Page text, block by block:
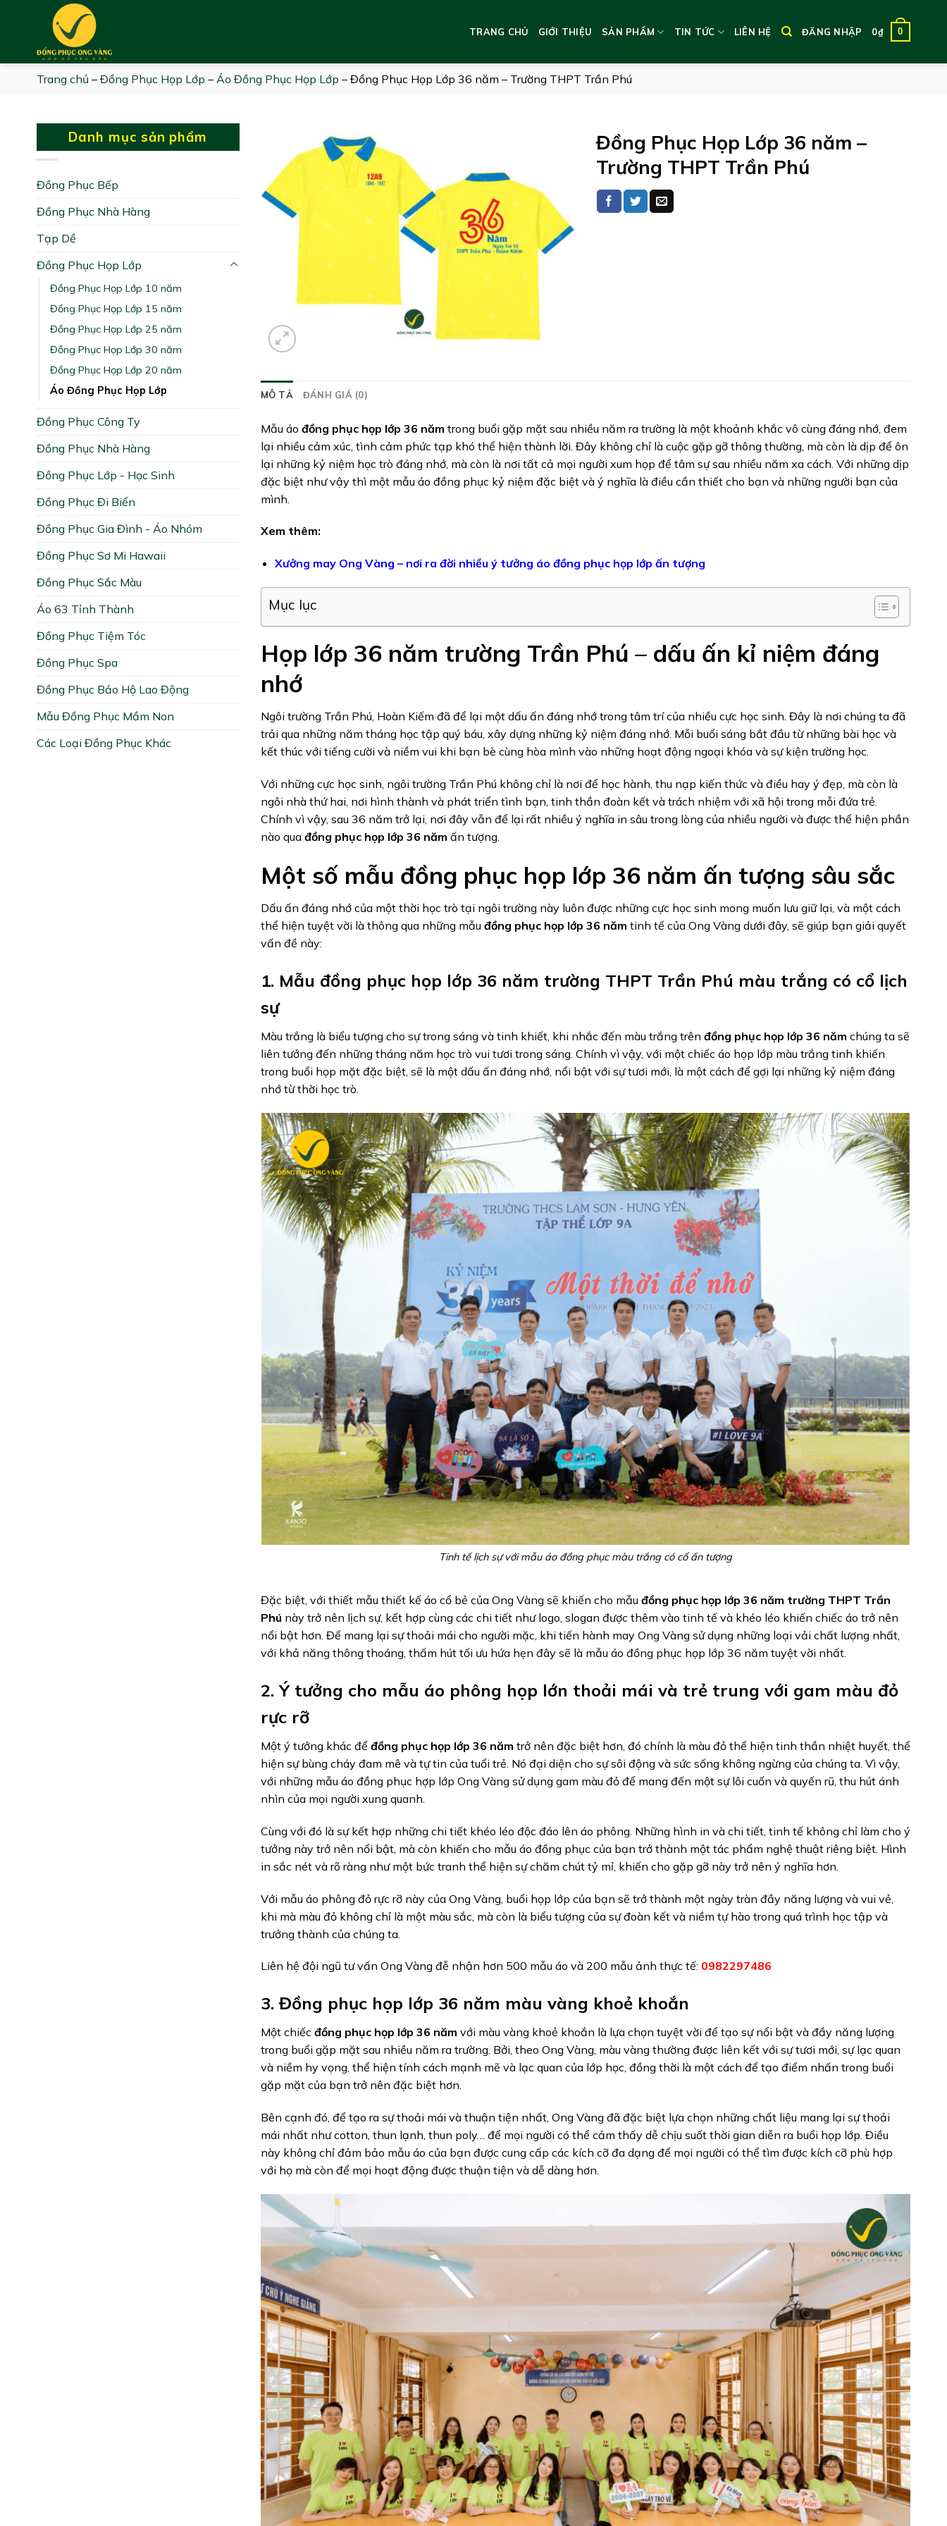
TRANG CHỦ GIỚI THIỆU SẢN PHẨM TIN TỨC LIÊN HỆ ĐĂNG NHẬP 0₫ 0
Trang chủ – Đồng Phục Họp Lớp – Áo Đồng Phục Họp Lớp – Đồng Phục Họp Lớp 36 năm – Trường THPT Trần Phú
Danh mục sản phẩm
Đồng Phục Bếp
Đồng Phục Nhà Hàng
Tạp Dề
Đồng Phục Họp Lớp
Đồng Phục Họp Lớp 10 năm
Đồng Phục Họp Lớp 15 năm
Đồng Phục Họp Lớp 25 năm
Đồng Phục Họp Lớp 30 năm
Đồng Phục Họp Lớp 20 năm
Áo Đồng Phục Họp Lớp
Đồng Phục Công Ty
Đồng Phục Nhà Hàng
Đồng Phục Lớp - Học Sinh
Đồng Phục Đi Biển
Đồng Phục Gia Đình - Áo Nhóm
Đồng Phục Sơ Mi Hawaii
Đồng Phục Sắc Màu
Áo 63 Tỉnh Thành
Đồng Phục Tiệm Tóc
Đồng Phục Spa
Đồng Phục Bảo Hộ Lao Động
Mẫu Đồng Phục Mầm Non
Các Loại Đồng Phục Khác
Đồng Phục Họp Lớp 36 năm –
Trường THPT Trần Phú
MÔ TẢ ĐÁNH GIÁ (0)
Mẫu áo đồng phục họp lớp 36 năm trong buổi gặp mặt sau nhiều năm ra trường là một khoảnh khắc vô cùng đáng nhớ, đem
lại nhiều cảm xúc, tình cảm phức tạp khó thể hiện thành lời. Đây không chỉ là cuộc gặp gỡ thông thường, mà còn là dịp để ôn
lại những kỷ niệm học trò đáng nhớ, mà còn là nơi tất cả mọi người xum họp để tâm sự sau nhiều năm xa cách. Với những dịp
đặc biệt như vậy thì một mẫu áo đồng phục kỷ niệm đặc biệt và ý nghĩa là điều cần thiết cho bạn và những người bạn của
mình.
Xem thêm:
Xưởng may Ong Vàng – nơi ra đời nhiều ý tưởng áo đồng phục họp lớp ấn tượng
Mục lục
Họp lớp 36 năm trường Trần Phú – dấu ấn kỉ niệm đáng
nhớ
Ngôi trường Trần Phú, Hoàn Kiếm đã để lại một dấu ấn đáng nhớ trong tâm trí của nhiều cực học sinh. Đây là nơi chúng ta đã
trải qua những năm tháng học tập quý báu, xây dựng những kỷ niệm đáng nhớ. Mỗi buổi sáng bắt đầu từ những bài học và
kết thúc với tiếng cười và niềm vui khi bạn bè cùng hòa mình vào những hoạt động ngoại khóa và sự kiện trường học.
Với những cực học sinh, ngôi trường Trần Phú không chỉ là nơi để học hành, thu nạp kiến thức và điều hay ý đẹp, mà còn là
ngôi nhà thứ hai, nơi hình thành và phát triển tình bạn, tinh thần đoàn kết và trách nhiệm với xã hội trong mỗi đứa trẻ.
Chính vì vậy, sau 36 năm trở lại, nơi đây vẫn để lại rất nhiều ý nghĩa in sâu trong lòng của nhiều người và được thể hiện phần
nào qua đồng phục họp lớp 36 năm ấn tượng.
Một số mẫu đồng phục họp lớp 36 năm ấn tượng sâu sắc
Dấu ấn đáng nhớ của một thời học trò tại ngôi trường này luôn được những cực học sinh mong muốn lưu giữ lại, và một cách
thể hiện tuyệt vời là thông qua những mẫu đồng phục họp lớp 36 năm tinh tế của Ong Vàng dưới đây, sẽ giúp bạn giải quyết
vấn đề này:
1. Mẫu đồng phục họp lớp 36 năm trường THPT Trần Phú màu trắng có cổ lịch
sự
Màu trắng là biểu tượng cho sự trong sáng và tinh khiết, khi nhắc đến màu trắng trên đồng phục họp lớp 36 năm chúng ta sẽ
liên tưởng đến những tháng năm học trò vui tươi trong sáng. Chính vì vậy, với một chiếc áo họp lớp màu trắng tinh khiến
trong buổi họp mặt đặc biệt, sẽ là một dấu ấn đáng nhớ, nổi bật với sự tươi mới, là một cách để gợi lại những kỷ niệm đáng
nhớ từ thời học trò.
Tinh tế lịch sự với mẫu áo đồng phục màu trắng có cổ ấn tượng
Đặc biệt, với thiết mẫu thiết kế áo cổ bẻ của Ong Vàng sẽ khiến cho mẫu đồng phục họp lớp 36 năm trường THPT Trần
Phú này trở nên lịch sự, kết hợp cùng các chi tiết như logo, slogan được thêm vào tinh tế và khéo léo khiến chiếc áo trở nên
nổi bật hơn. Để mang lại sự thoải mái cho người mặc, khi tiến hành may Ong Vàng sử dụng những loại vải chất lượng nhất,
với khả năng thông thoáng, thấm hút tối ưu hứa hẹn đây sẽ là mẫu áo đồng phục họp lớp 36 năm tuyệt vời nhất.
2. Ý tưởng cho mẫu áo phông họp lớn thoải mái và trẻ trung với gam màu đỏ
rực rỡ
Một ý tưởng khác để đồng phục họp lớp 36 năm trở nên đặc biệt hơn, đó chính là màu đỏ thể hiện tinh thần nhiệt huyết, thể
hiện sự bùng cháy đam mê và tự tin của tuổi trẻ. Nó đại diện cho sự sôi động và sức sống không ngừng của chúng ta. Vì vậy,
với những mẫu áo đồng phục hợp lớp Ong Vàng sử dụng gam màu đỏ để mang đến một sự lôi cuốn và quyến rũ, thu hút ánh
nhìn của mọi người xung quanh.
Cùng với đó là sự kết hợp những chi tiết khéo léo độc đáo lên áo phông. Những hình in và chi tiết, tinh tế không chỉ làm cho ý
tưởng này trở nên nổi bật, mà còn khiến cho mẫu áo đồng phục của bạn trở thành một tác phẩm nghệ thuật riêng biệt. Hình
in sắc nét và rõ ràng như một bức tranh thể hiện sự chăm chút tỷ mỉ, khiến cho gặp gỡ này trở nên ý nghĩa hơn.
Với mẫu áo phông đỏ rực rỡ này của Ong Vàng, buổi họp lớp của bạn sẽ trở thành một ngày tràn đầy năng lượng và vui vẻ,
khi mà màu đỏ không chỉ là một màu sắc, mà còn là biểu tượng của sự đoàn kết và niềm tự hào trong quá trình học tập và
trưởng thành của chúng ta.
Liên hệ đội ngũ tư vấn Ong Vàng đễ nhận hơn 500 mẫu áo và 200 mẫu ảnh thực tế: 0982297486
3. Đồng phục họp lớp 36 năm màu vàng khoẻ khoắn
Một chiếc đồng phục họp lớp 36 năm với màu vàng khoẻ khoắn là lựa chọn tuyệt vời để tạo sự nổi bật và đầy năng lượng
trong buổi gặp mặt sau nhiều năm ra trường. Bởi, theo Ong Vàng, màu vàng thường được liên kết với sự tươi mới, sự lạc quan
và niềm hy vọng, thể hiện tính cách mạnh mẽ và lạc quan của lớp học, đồng thời là một cách để tạo điểm nhấn trong buổi
gặp mặt của bạn trở nên đặc biệt hơn.
Bên cạnh đó, để tạo ra sự thoải mái và thuận tiện nhất, Ong Vàng đã đặc biệt lựa chọn những chất liệu mang lại sự thoải
mái nhất như cotton, thun lạnh, thun poly… để mọi người có thể cảm thấy dễ chịu suốt thời gian diễn ra buổi họp lớp. Điều
này không chỉ đảm bảo mẫu áo của bạn được cung cấp các kích cỡ đa dạng để mọi người có thể tìm được kích cỡ phù hợp
với họ mà còn để mọi hoạt động được thuận tiện và dễ dàng hơn.